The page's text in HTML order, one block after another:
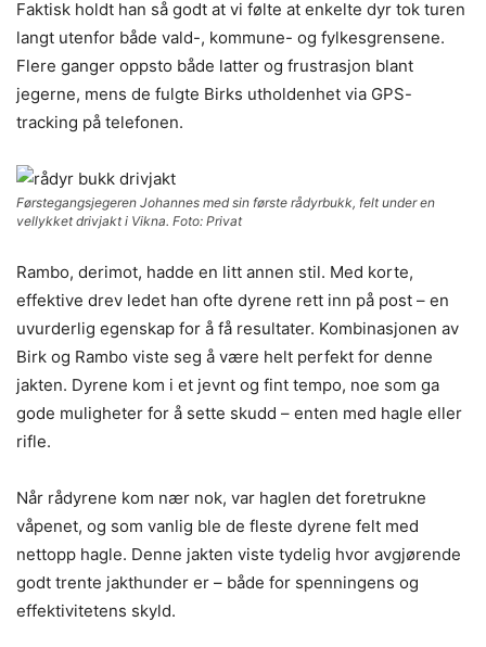
Faktisk holdt han så godt at vi følte at enkelte dyr tok turen
langt utenfor både vald-, kommune- og fylkesgrensene.
Flere ganger oppsto både latter og frustrasjon blant
jegerne, mens de fulgte Birks utholdenhet via GPS-
tracking på telefonen.
Førstegangsjegeren Johannes med sin første rådyrbukk, felt under en
vellykket drivjakt i Vikna. Foto: Privat
Rambo, derimot, hadde en litt annen stil. Med korte,
effektive drev ledet han ofte dyrene rett inn på post – en
uvurderlig egenskap for å få resultater. Kombinasjonen av
Birk og Rambo viste seg å være helt perfekt for denne
jakten. Dyrene kom i et jevnt og fint tempo, noe som ga
gode muligheter for å sette skudd – enten med hagle eller
rifle.
Når rådyrene kom nær nok, var haglen det foretrukne
våpenet, og som vanlig ble de fleste dyrene felt med
nettopp hagle. Denne jakten viste tydelig hvor avgjørende
godt trente jakthunder er – både for spenningens og
effektivitetens skyld.